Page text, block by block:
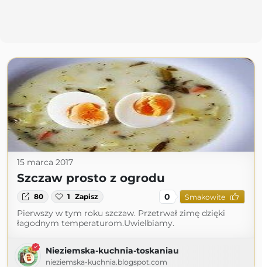
15 marca 2017
Szczaw prosto z ogrodu
80 1 Zapisz 0 Smakowite
Pierwszy w tym roku szczaw. Przetrwał zimę dzięki
łagodnym temperaturom.Uwielbiamy.
Nieziemska-kuchnia-toskaniau
nieziemska-kuchnia.blogspot.com